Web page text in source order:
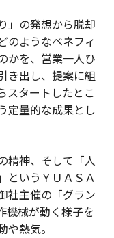
」の発想から脱却
のようなベネフィ
かを、営業一人ひ
き出し、提案に組
スタートしたとこ
定量的な成果とし
精神、そして「人
というＹＵＡＳＡ
社主催の「グラン
機械が動く様子を
熱気。